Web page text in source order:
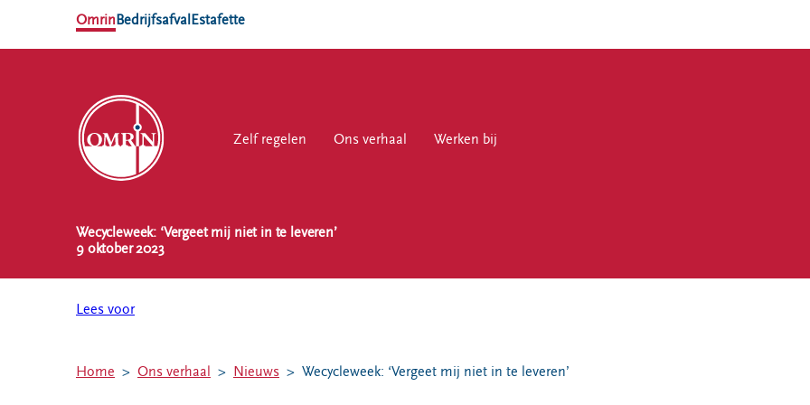
OmrinBedrijfsafval Estafette
Zelf regelen Ons verhaal Werken bij
Zelf regelen Ons verhaal Werken bij
EN
Zelf regelen
Afvalkalender
Afval scheiden
Omrin
Contact
Klantenservice
SYP
Wecycleweek: ‘Vergeet mij niet in te leveren’
9 oktober 2023
Lees voor
Home Ons verhaal Nieuws Wecycleweek: ‘Vergeet mij niet in te leveren’